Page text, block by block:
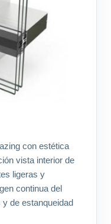
con estética
vista interior de
ligeras y
continua del
de estanqueidad